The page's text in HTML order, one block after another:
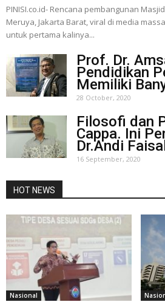
PINISI.co.id- Rencana pembangunan
Meruya, Jakarta Barat, viral di media
untuk pertama kalinya...
Prof. Dr.
Pendidikan
Memiliki
28 October, 2020
Filosofi dan
Cappa. Ini
Dr.Andi
16 September, 2020
HOT NEWS
Nasional